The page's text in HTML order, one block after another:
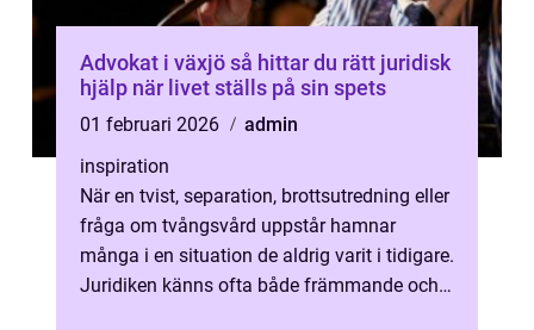
Advokat i växjö så hittar du rätt juridisk
hjälp när livet ställs på sin spets
01 februari 2026
admin
inspiration
När en tvist, separation, brottsutredning eller
fråga om tvångsvård uppstår hamnar
många i en situation de aldrig varit i tidigare.
Juridiken känns ofta både främmande och